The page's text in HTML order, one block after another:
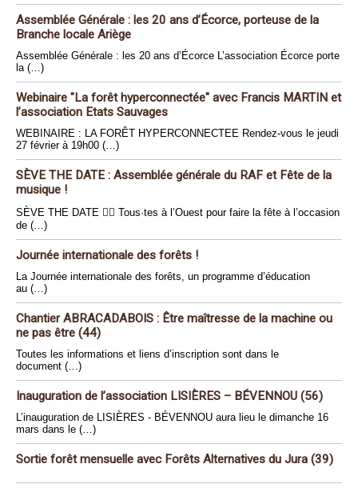
Assemblée Générale : les 20 ans d’Écorce, porteuse de la
Branche locale Ariège
Assemblée Générale : les 20 ans d’Écorce L’association Écorce porte
la (…)
Webinaire "La forêt hyperconnectée" avec Francis MARTIN et
l’association Etats Sauvages
WEBINAIRE : LA FORÊT HYPERCONNECTEE Rendez-vous le jeudi
27 février à 19h00 (…)
SÈVE THE DATE : Assemblée générale du RAF et Fête de la
musique !
SÈVE THE DATE 🏴‍☠️ Tous·tes à l’Ouest pour faire la fête à l’occasion
de (…)
Journée internationale des forêts !
La Journée internationale des forêts, un programme d’éducation
au (…)
Chantier ABRACADABOIS : Être maîtresse de la machine ou
ne pas être (44)
Toutes les informations et liens d’inscription sont dans le
document (…)
Inauguration de l’association LISIÈRES – BÉVENNOU (56)
L’inauguration de LISIÈRES - BÉVENNOU aura lieu le dimanche 16
mars dans le (…)
Sortie forêt mensuelle avec Forêts Alternatives du Jura (39)